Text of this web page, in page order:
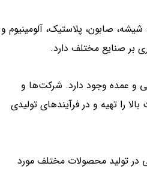
صابون، پلاستیک، آلومینیوم و
بر صنایع مختلف دارد.
و عمده وجود دارد. شرکت‌ها و
را تهیه و در فرآیندهای تولیدی
در تولید محصولات مختلف مورد